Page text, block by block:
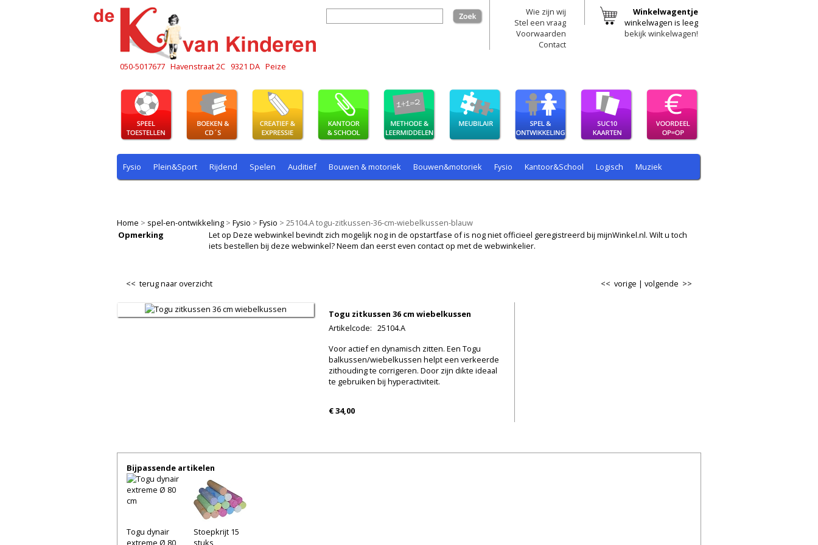
050-5017677 Havenstraat 2C 9321 DA Peize
zoek
Wie zijn wij
Stel een vraag
Voorwaarden
Contact
Winkelwagentje
winkelwagen is leeg
bekijk winkelwagen!
Fysio Plein&Sport Rijdend Spelen Auditief Bouwen & motoriek Bouwen&motoriek Fysio Kantoor&School Logisch Muziek
Home > spel-en-ontwikkeling > Fysio > Fysio > 25104.A togu-zitkussen-36-cm-wiebelkussen-blauw
Opmerking
Let op Deze webwinkel bevindt zich mogelijk nog in de opstartfase of is nog niet officieel geregistreerd bij mijnWinkel.nl. Wilt u toch
iets bestellen bij deze webwinkel? Neem dan eerst even contact op met de webwinkelier.
<< terug naar overzicht volgende >>
<< vorige |
Togu zitkussen 36 cm wiebelkussen
Artikelcode: 25104.A
Voor actief en dynamisch zitten. Een Togu
balkussen/wiebelkussen helpt een verkeerde
zithouding te corrigeren. Door zijn dikte ideaal
te gebruiken bij hyperactiviteit.
€ 34,00
Bijpassende artikelen
Togu dynair
extreme Ø 80
Stoepkrijt 15
stuks